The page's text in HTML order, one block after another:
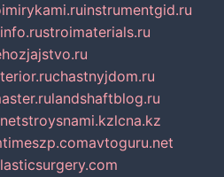
instrumentgid.ru
stroimaterials.ru
chastnyjdom.ru
landshaftblog.ru
stroysnami.kzlcna.kz
timeszp.comavtoguru.net